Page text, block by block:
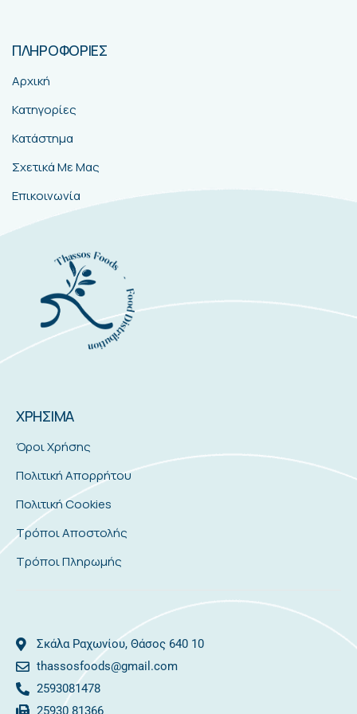
ΠΛΗΡΟΦΟΡΙΕΣ
Αρχική
Κατηγορίες
Κατάστημα
Σχετικά Με Μας
Επικοινωνία
ΧΡΗΣΙΜΑ
Όροι Χρήσης
Πολιτική Απορρήτου
Πολιτική Cookies
Τρόποι Αποστολής
Τρόποι Πληρωμής
Σκάλα Ραχωνίου, Θάσος 640 10
thassosfoods@gmail.com
2593081478
25930 81366